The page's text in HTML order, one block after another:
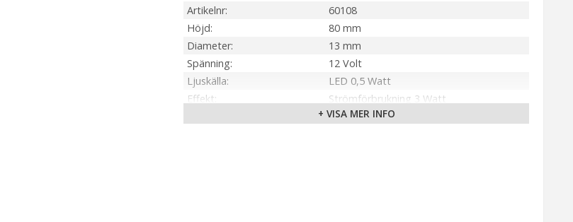
Artikelnr
60108
Höjd
80 mm
Diameter
13 mm
Spänning
12 Volt
Ljuskälla
LED 0,5 Watt
Effekt
Strömförbrukning 3 Watt
12V 10 Watt IP44 (ingår)
+ VISA MER INFO